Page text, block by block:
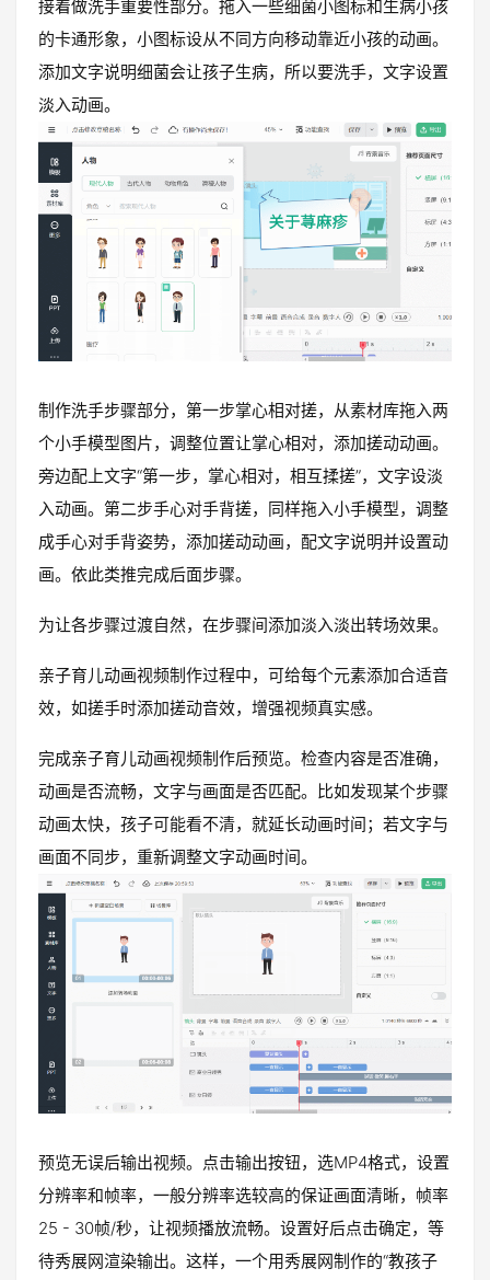
接着做洗手重要性部分。拖入一些细菌小图标和生病小孩
的卡通形象，小图标设从不同方向移动靠近小孩的动画。
添加文字说明细菌会让孩子生病，所以要洗手，文字设置
淡入动画。
制作洗手步骤部分，第一步掌心相对搓，从素材库拖入两
个小手模型图片，调整位置让掌心相对，添加搓动动画。
旁边配上文字“第一步，掌心相对，相互揉搓”，文字设淡
入动画。第二步手心对手背搓，同样拖入小手模型，调整
成手心对手背姿势，添加搓动动画，配文字说明并设置动
画。依此类推完成后面步骤。
为让各步骤过渡自然，在步骤间添加淡入淡出转场效果。
亲子育儿动画视频制作过程中，可给每个元素添加合适音
效，如搓手时添加搓动音效，增强视频真实感。
完成亲子育儿动画视频制作后预览。检查内容是否准确，
动画是否流畅，文字与画面是否匹配。比如发现某个步骤
动画太快，孩子可能看不清，就延长动画时间；若文字与
画面不同步，重新调整文字动画时间。
预览无误后输出视频。点击输出按钮，选MP4格式，设置
分辨率和帧率，一般分辨率选较高的保证画面清晰，帧率
25 - 30帧/秒，让视频播放流畅。设置好后点击确定，等
待秀展网渲染输出。这样，一个用秀展网制作的“教孩子